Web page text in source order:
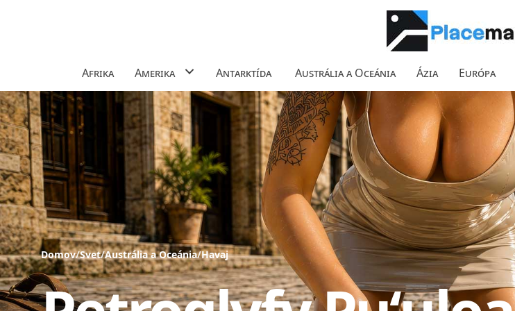
Afrika Amerika Antarktída Austrália a Oceánia Ázia Európa
Domov/Svet/Austrália a Oceánia/Havaj